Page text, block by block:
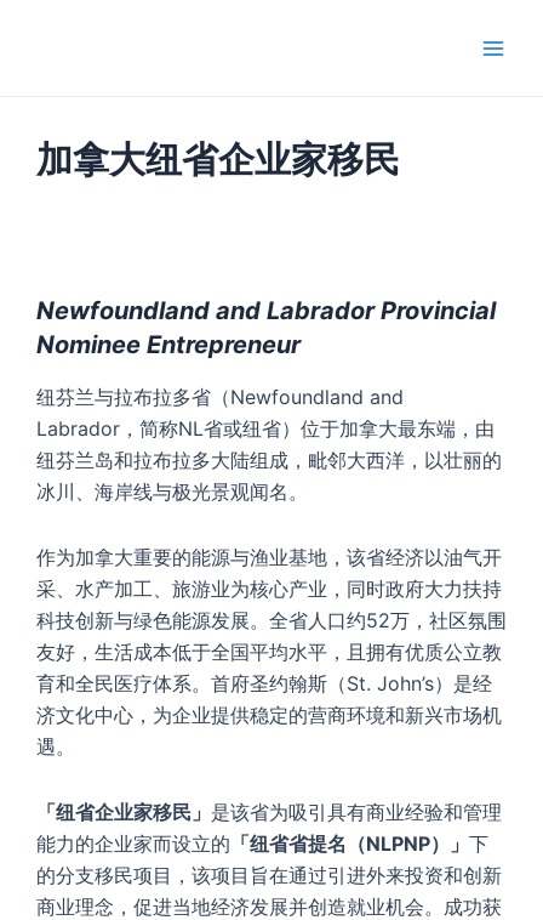
加拿大纽省企业家移民
Newfoundland and Labrador Provincial
Nominee Entrepreneur
纽芬兰与拉布拉多省（Newfoundland and
Labrador，简称NL省或纽省）位于加拿大最东端，由
纽芬兰岛和拉布拉多大陆组成，毗邻大西洋，以壮丽的
冰川、海岸线与极光景观闻名。
作为加拿大重要的能源与渔业基地，该省经济以油气开
采、水产加工、旅游业为核心产业，同时政府大力扶持
科技创新与绿色能源发展。全省人口约52万，社区氛围
友好，生活成本低于全国平均水平，且拥有优质公立教
育和全民医疗体系。首府圣约翰斯（St. John’s）是经
济文化中心，为企业提供稳定的营商环境和新兴市场机
遇。
「纽省企业家移民」 是该省为吸引具有商业经验和管理
能力的企业家而设立的 「纽省省提名（NLPNP）」 下
的分支移民项目，该项目旨在通过引进外来投资和创新
商业理念，促进当地经济发展并创造就业机会。成功获